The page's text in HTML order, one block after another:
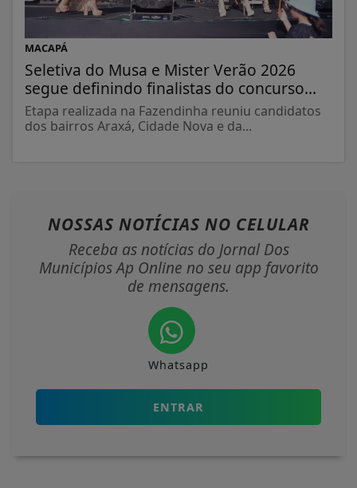
MACAPÁ
Seletiva do Musa e Mister Verão 2026
segue definindo finalistas do concurso...
Etapa realizada na Fazendinha reuniu candidatos
dos bairros Araxá, Cidade Nova e da...
NOSSAS NOTÍCIAS NO CELULAR
Receba as notícias do Jornal Dos
Municípios Ap Online no seu app favorito
de mensagens.
Whatsapp
ENTRAR